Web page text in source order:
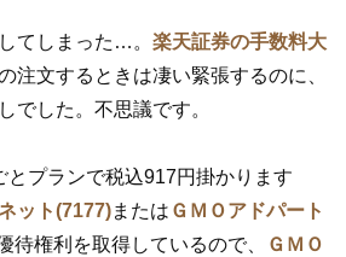
てしまった…。 楽天証券の手数料大
注文するときは凄い緊張するのに、
でした。不思議です。
とプランで税込917円掛かります
ット(7177)または ＧＭＯアドパート
待権利を取得しているので、
ＧＭＯ